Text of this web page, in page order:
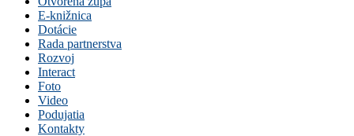
E-knižnica
Dotácie
Rada partnerstva
Rozvoj
Interact
Foto
Video
Podujatia
Kontakty